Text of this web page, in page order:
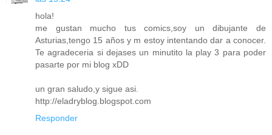
hola!
me gustan mucho tus comics,soy un dibujante de
Asturias,tengo 15 años y m estoy intentando dar a conocer.
Te agradeceria si dejases un minutito la play 3 para poder
pasarte por mi blog xDD
un gran saludo,y sigue asi.
http://eladryblog.blogspot.com
Responder